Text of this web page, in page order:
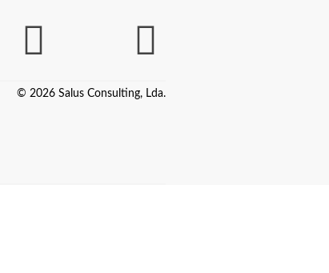
© 2026 Salus Consulting, Lda.